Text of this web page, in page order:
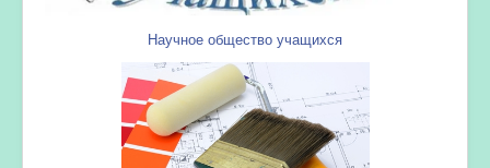
Научное общество учащихся